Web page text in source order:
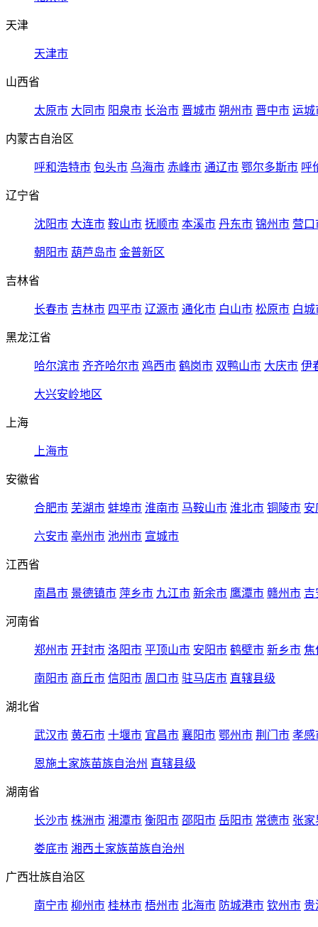
天津
天津市
山西省
太原市 大同市 阳泉市 长治市 晋城市 朔州市 晋中市 运城
内蒙古自治区
呼和浩特市 包头市 乌海市 赤峰市 通辽市 鄂尔多斯市 呼
辽宁省
沈阳市 大连市 鞍山市 抚顺市 本溪市 丹东市 锦州市 营口
朝阳市 葫芦岛市 金普新区
吉林省
长春市 吉林市 四平市 辽源市 通化市 白山市 松原市 白城
黑龙江省
哈尔滨市 齐齐哈尔市 鸡西市 鹤岗市 双鸭山市 大庆市 伊
大兴安岭地区
上海
上海市
安徽省
合肥市 芜湖市 蚌埠市 淮南市 马鞍山市 淮北市 铜陵市 安
六安市 亳州市 池州市 宣城市
江西省
南昌市 景德镇市 萍乡市 九江市 新余市 鹰潭市 赣州市 吉
河南省
郑州市 开封市 洛阳市 平顶山市 安阳市 鹤壁市 新乡市 焦
南阳市 商丘市 信阳市 周口市 驻马店市 直辖县级
湖北省
武汉市 黄石市 十堰市 宜昌市 襄阳市 鄂州市 荆门市 孝感
恩施土家族苗族自治州 直辖县级
湖南省
长沙市 株洲市 湘潭市 衡阳市 邵阳市 岳阳市 常德市 张家
娄底市 湘西土家族苗族自治州
广西壮族自治区
南宁市 柳州市 桂林市 梧州市 北海市 防城港市 钦州市 贵